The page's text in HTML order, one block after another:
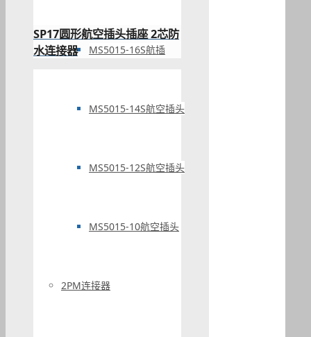
MS5015-16S航插
MS5015-14S航空插头
MS5015-12S航空插头
MS5015-10航空插头
2PM连接器
SP17圆形航空插头插座 2芯防
水连接器